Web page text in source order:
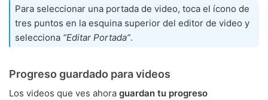
Para seleccionar una portada de video, toca el ícono de
tres puntos en la esquina superior del editor de video y
selecciona “Editar Portada”.
Progreso guardado para videos
Los videos que ves ahora guardan tu progreso